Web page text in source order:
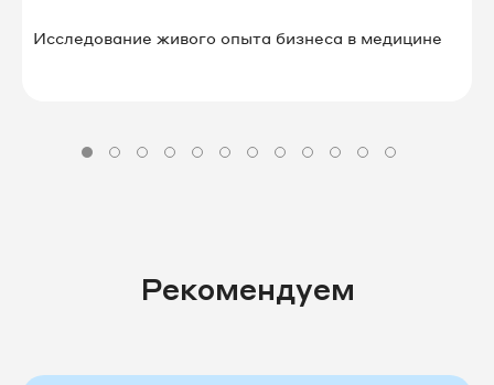
Исследование живого опыта бизнеса в⁠ ⁠медицине
Рекомендуем